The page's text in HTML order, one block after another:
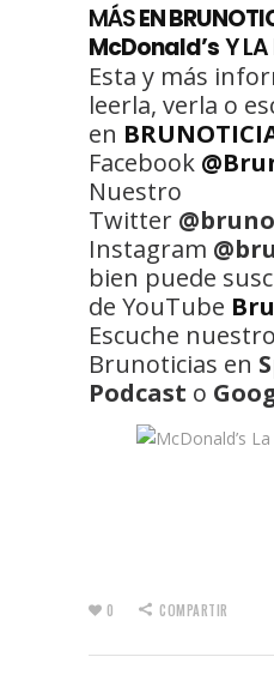
MÁSEN
McDonald’sY LA
Esta y más
leerla, verla o
en
Facebook
Nuestro
Twitter
Instagram
bien puede
de YouTube
Escuche
Brunoticias en
Podcast o
0 COMPARTIR